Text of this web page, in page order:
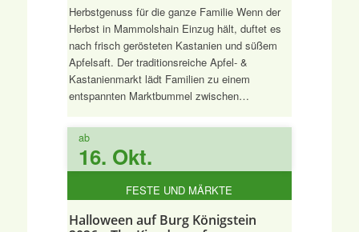
Herbstgenuss für die ganze Familie Wenn der
Herbst in Mammolshain Einzug hält, duftet es
nach frisch gerösteten Kastanien und süßem
Apfelsaft. Der traditionsreiche Apfel- &
Kastanienmarkt lädt Familien zu einem
entspannten Marktbummel zwischen…
ab
16. Okt.
Halloween auf Burg Königstein
FESTE UND MÄRKTE